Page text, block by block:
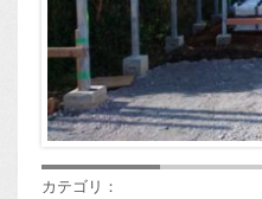
カテゴリ：